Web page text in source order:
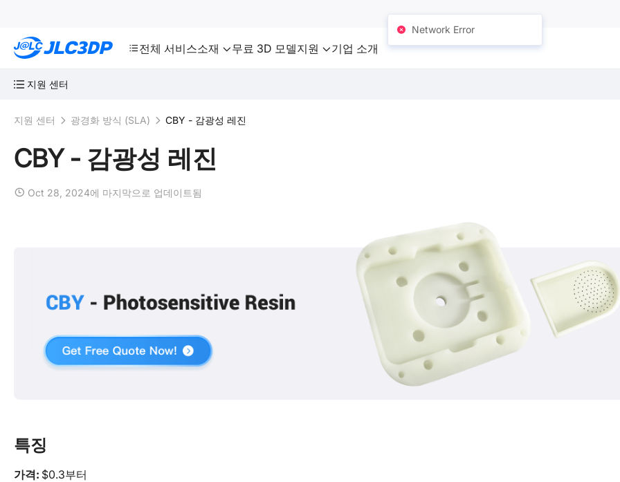
전체 서비스소재 무료 3D 모델지원 기업 소개
지원 센터
지원 센터 광경화 방식 (SLA) CBY - 감광성 레진
CBY - 감광성 레진
Oct 28, 2024에 마지막으로 업데이트됨
특징
가격: $0.3부터
Network Error